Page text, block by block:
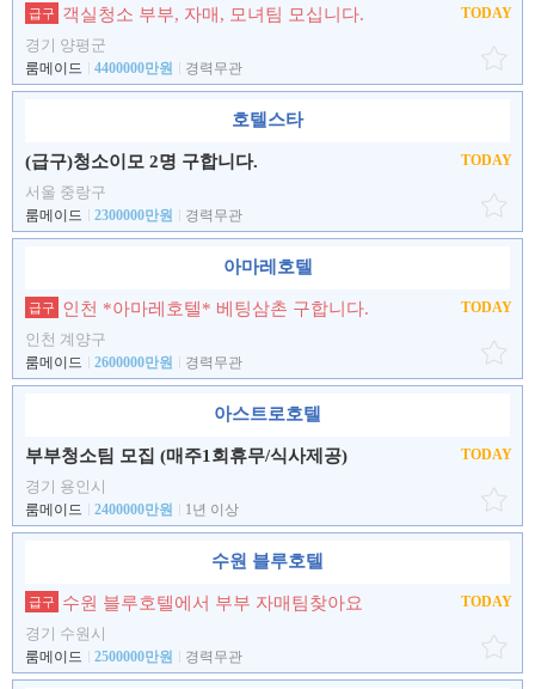
급구 객실청소 부부, 자매, 모녀팀 모십니다.
경기 양평군
룸메이드 4400000만원 경력무관
TODAY
호텔스타
(급구)청소이모 2명 구합니다.
서울 중랑구
룸메이드 2300000만원 경력무관
TODAY
아마레호텔
급구 인천 *아마레호텔* 베팅삼촌 구합니다.
인천 계양구
룸메이드 2600000만원 경력무관
TODAY
아스트로호텔
부부청소팀 모집 (매주1회휴무/식사제공)
경기 용인시
룸메이드 2400000만원 1년 이상
TODAY
수원 블루호텔
급구 수원 블루호텔에서 부부 자매팀찾아요
경기 수원시
룸메이드 2500000만원 경력무관
TODAY